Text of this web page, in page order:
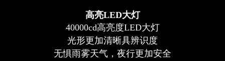
高亮LED大灯
40000cd高亮度LED大灯
光形更加清晰具辨识度
无惧雨雾天气，夜行更加安全